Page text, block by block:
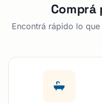
Comprá
Encontrá rápido lo